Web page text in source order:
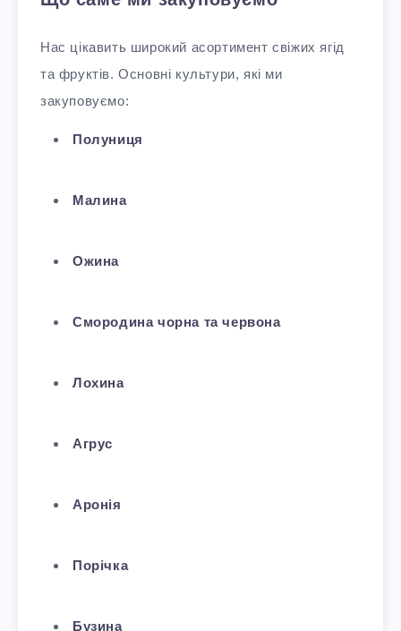
Нас цікавить широкий асортимент свіжих ягід
та фруктів. Основні культури, які ми
закуповуємо:
Полуниця
Малина
Ожина
Смородина чорна та червона
Лохина
Агрус
Аронія
Порічка
Бузина